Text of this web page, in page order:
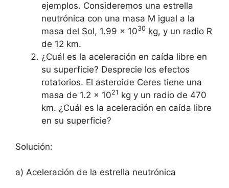
ejemplos. Consideremos una estrella
neutrónica con una masa M igual a la
masa del Sol, 1.99 x 1030 kg, y un radio R
de 12 km.
¿Cuál es la aceleración en caída libre en
su superficie? Desprecie los efectos
rotatorios. El asteroide Ceres tiene una
masa de 1.2 x 1021 kg y un radio de 470
km. ¿Cuál es la aceleración en caída libre
en su superficie?
Solución:
a) Aceleración de la estrella neutrónica